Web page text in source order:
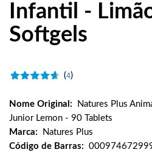
Infantil -
Softgels
(4)
Nome Original:
Natures Plus
Junior Lemon - 90 Tablets
Marca:
Natures Plus
Código de Barras: